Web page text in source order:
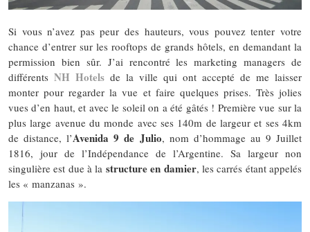
Si vous n’avez pas peur des hauteurs, vous pouvez tenter votre
chance d’entrer sur les rooftops de grands hôtels, en demandant la
permission bien sûr. J’ai rencontré les marketing managers de
différents NH Hotels de la ville qui ont accepté de me laisser
monter pour regarder la vue et faire quelques prises. Très jolies
vues d’en haut, et avec le soleil on a été gâtés ! Première vue sur la
plus large avenue du monde avec ses 140m de largeur et ses 4km
de distance, l’Avenida 9 de Julio, nom d’hommage au 9 Juillet
1816, jour de l’Indépendance de l’Argentine. Sa largeur non
singulière est due à la structure en damier, les carrés étant appelés
les « manzanas ».